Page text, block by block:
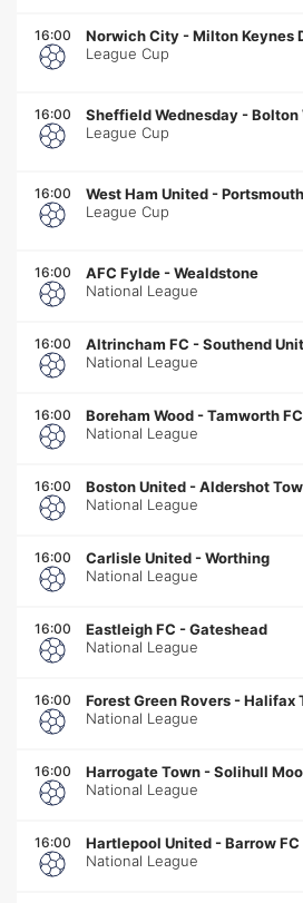
16:00 Norwich City -Milton Keynes
League Cup
16:00 Sheffield Wednesday -Bolton
League Cup
16:00 West Ham United -
League Cup
16:00 AFC Fylde -Wealdstone
National League
16:00 Altrincham FC -Southend
National League
16:00 Boreham Wood -Tamworth FC
National League
16:00 Boston United -Aldershot
National League
16:00 Carlisle United -Worthing
National League
16:00 Eastleigh FC -Gateshead
National League
16:00 Forest Green Rovers -Halifax
National League
16:00 Harrogate Town -Solihull
National League
16:00 Hartlepool United -Barrow FC
National League